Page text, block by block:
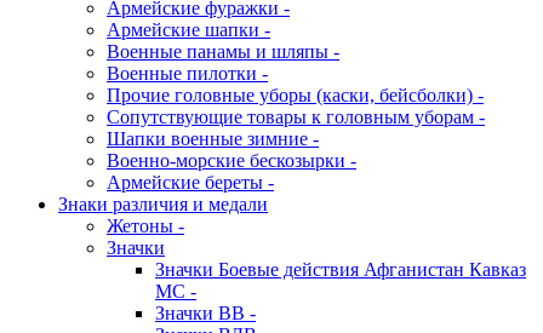
Армейские фуражки -
Армейские шапки -
Военные панамы и шляпы -
Военные пилотки -
Прочие головные уборы (каски, бейсболки) -
Сопутствующие товары к головным уборам -
Шапки военные зимние -
Военно-морские бескозырки -
Армейские береты -
Знаки различия и медали
Жетоны -
Значки
Значки Боевые действия Афганистан Кавказ
МС -
Значки ВВ -